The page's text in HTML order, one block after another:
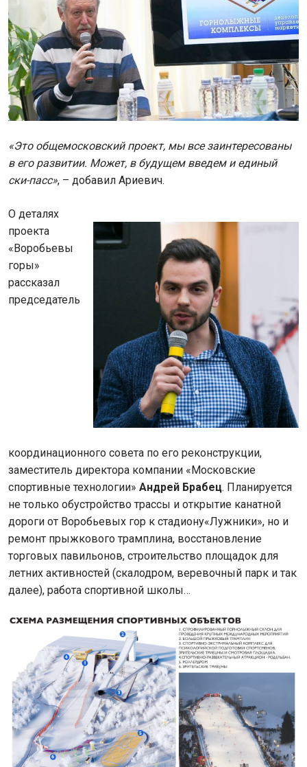
«Это общемосковский проект, мы все заинтересованы
в его развитии. Может, в будущем введем и единый
ски-пасс», – добавил Ариевич.
О деталях
проекта
«Воробьевы
горы»
рассказал
председатель
координационного совета по его реконструкции,
заместитель директора компании «Московские
спортивные технологии» Андрей Брабец. Планируется
не только обустройство трассы и открытие канатной
дороги от Воробьевых гор к стадиону«Лужники», но и
ремонт прыжкового трамплина, восстановление
торговых павильонов, строительство площадок для
летних активностей (скалодром, веревочный парк и так
далее), работа спортивной школы…